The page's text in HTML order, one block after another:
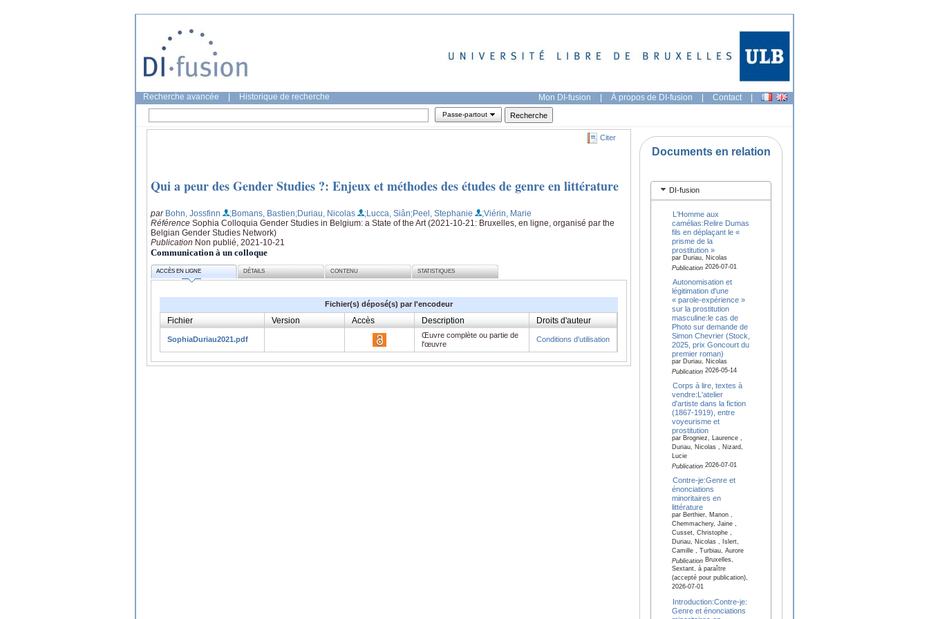
Recherche avancée Historique de recherche Mon DI-fusion | À propos de DI-fusion | Contact |
Passe-partout
Citer
Qui a peur des Gender Studies ?: Enjeux et méthodes des études de genre en littérature
par Bohn, Jossfinn ;Bomans, Bastien;Duriau, Nicolas ;Lucca, Siân;Peel, Stephanie
;Viérin, Marie
Référence Sophia Colloquia Gender Studies in Belgium: a State of the Art (2021-10-21: Bruxelles, en ligne, organisé par the
Belgian Gender Studies Network)
Publication Non publié, 2021-10-21
Communication à un colloque
ACCÈS EN LIGNE DÉTAILS CONTENU STATISTIQUES
Fichier(s) déposé(s) par l'encodeur
Fichier Version Accès Description Droits d'auteur
SophiaDuriau2021.pdf
Œuvre complète ou partie de
l'œuvre
Conditions d'utilisation
Documents en relation
DI-fusion
L'Homme aux
camélias:Relire Dumas
fils en déplaçant le «
prisme de la
prostitution »
par Duriau, Nicolas
Publication2026-07-01
Autonomisation et
légitimation d'une
« parole-expérience »
sur la prostitution
masculine:le cas de
Photo sur demande de
Simon Chevrier (Stock,
2025, prix Goncourt du
premier roman)
par Duriau, Nicolas
Publication2026-05-14
Corps à lire, textes à
vendre:L'atelier
d'artiste dans la fiction
(1867-1919), entre
voyeurisme et
prostitution
par Brogniez, Laurence ,
Duriau, Nicolas , Nizard,
Lucie
Publication2026-07-01
Contre-je:Genre et
énonciations
minoritaires en
littérature
par Berthier, Manon ,
Chemmachery, Jaine ,
Cusset, Christophe ,
Duriau, Nicolas , Islert,
Camille , Turbiau, Aurore
PublicationBruxelles,
Sextant, à paraître
(accepté pour publication),
2026-07-01
Introduction:Contre-je:
Genre et énonciations